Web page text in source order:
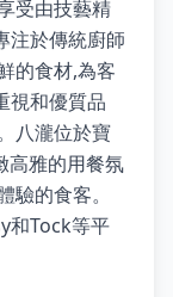
受由技藝精
注於傳統廚師
的食材,為客
視和優質品
八瀧位於寶
高雅的用餐氛
的食客。
和Tock等平